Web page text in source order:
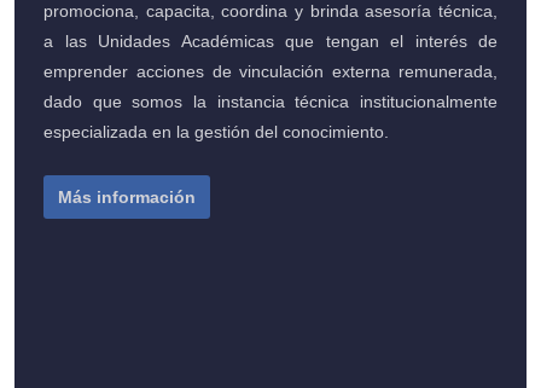
promociona, capacita, coordina y brinda asesoría técnica,
a las Unidades Académicas que tengan el interés de
emprender acciones de vinculación externa remunerada,
dado que somos la instancia técnica institucionalmente
especializada en la gestión del conocimiento.
Más información